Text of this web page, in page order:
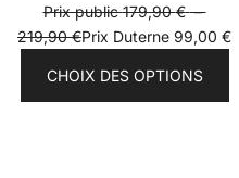
Prix public179,90€ –
219,90€Plage
prix :
Prix Duterne 99,00 €
CHOIX DES OPTIONS